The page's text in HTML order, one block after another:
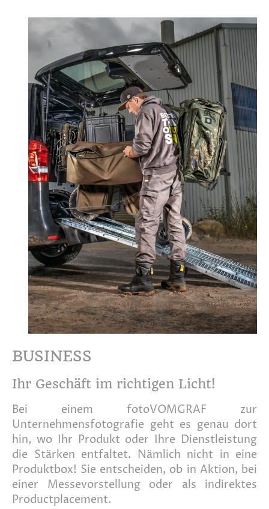
BUSINESS
Ihr Geschäft im richtigen Licht!
Bei einem fotoVOMGRAF zur
Unternehmensfotografie geht es genau dort
hin, wo Ihr Produkt oder Ihre Dienstleistung
die Stärken entfaltet. Nämlich nicht in eine
Produktbox! Sie entscheiden, ob in Aktion, bei
einer Messevorstellung oder als indirektes
Productplacement.